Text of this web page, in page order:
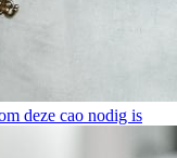
deze cao nodig is